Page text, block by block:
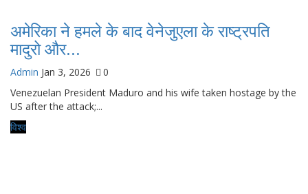
अमेरिका ने हमले के बाद वेनेजुएला के राष्ट्रपति
मादुरो और...
Admin Jan 3, 2026
0
Venezuelan President Maduro and his wife taken hostage by the
US after the attack;...
विश्व